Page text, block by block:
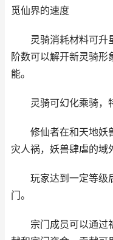
觅仙界的速度
灵骑消耗材料可升
阶数可以解开新灵骑形
能。
灵骑可幻化乘骑，
修仙者在和天地妖
灾人祸，妖兽肆虐的域
玩家达到一定等级
门。
宗门成员可以通过